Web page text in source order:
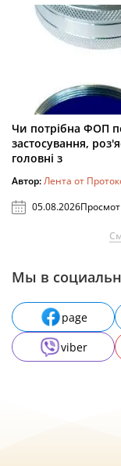
Чи потрібна ФОП
застосування,
головні з
Автор:Лента от
05.08.2026
Мы в
page
viber